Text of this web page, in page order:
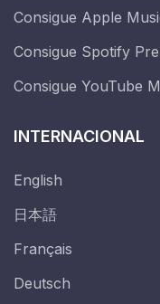
Consigue Apple
Consigue Spotify
Consigue YouTube
INTERNACIONAL
English
日本語
Français
Deutsch